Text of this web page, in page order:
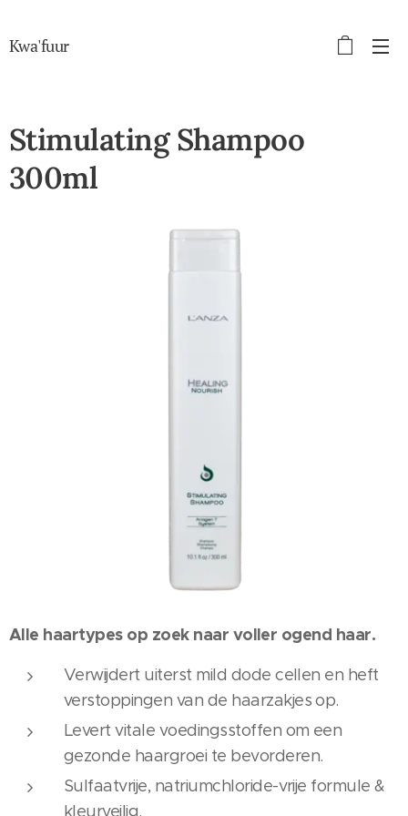
Kwa'fuur
Stimulating Shampoo
300ml
Alle haartypes op zoek naar voller ogend haar.
Verwijdert uiterst mild dode cellen en heft
verstoppingen van de haarzakjes op.
Levert vitale voedingsstoffen om een
gezonde haargroei te bevorderen.
Sulfaatvrije, natriumchloride-vrije formule &
kleurveilig.